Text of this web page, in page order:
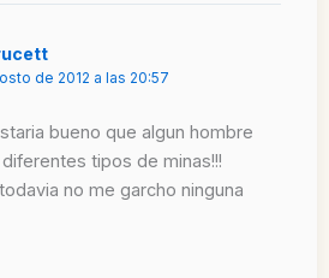
de 2012 a las 20:57
bueno que algun hombre
tipos de minas!!!
no me garcho ninguna